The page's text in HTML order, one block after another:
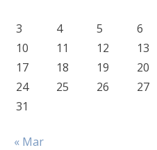
3
4 5 6
10
11 12 13
17
18 19 20
24
25 26 27
31
« Mar